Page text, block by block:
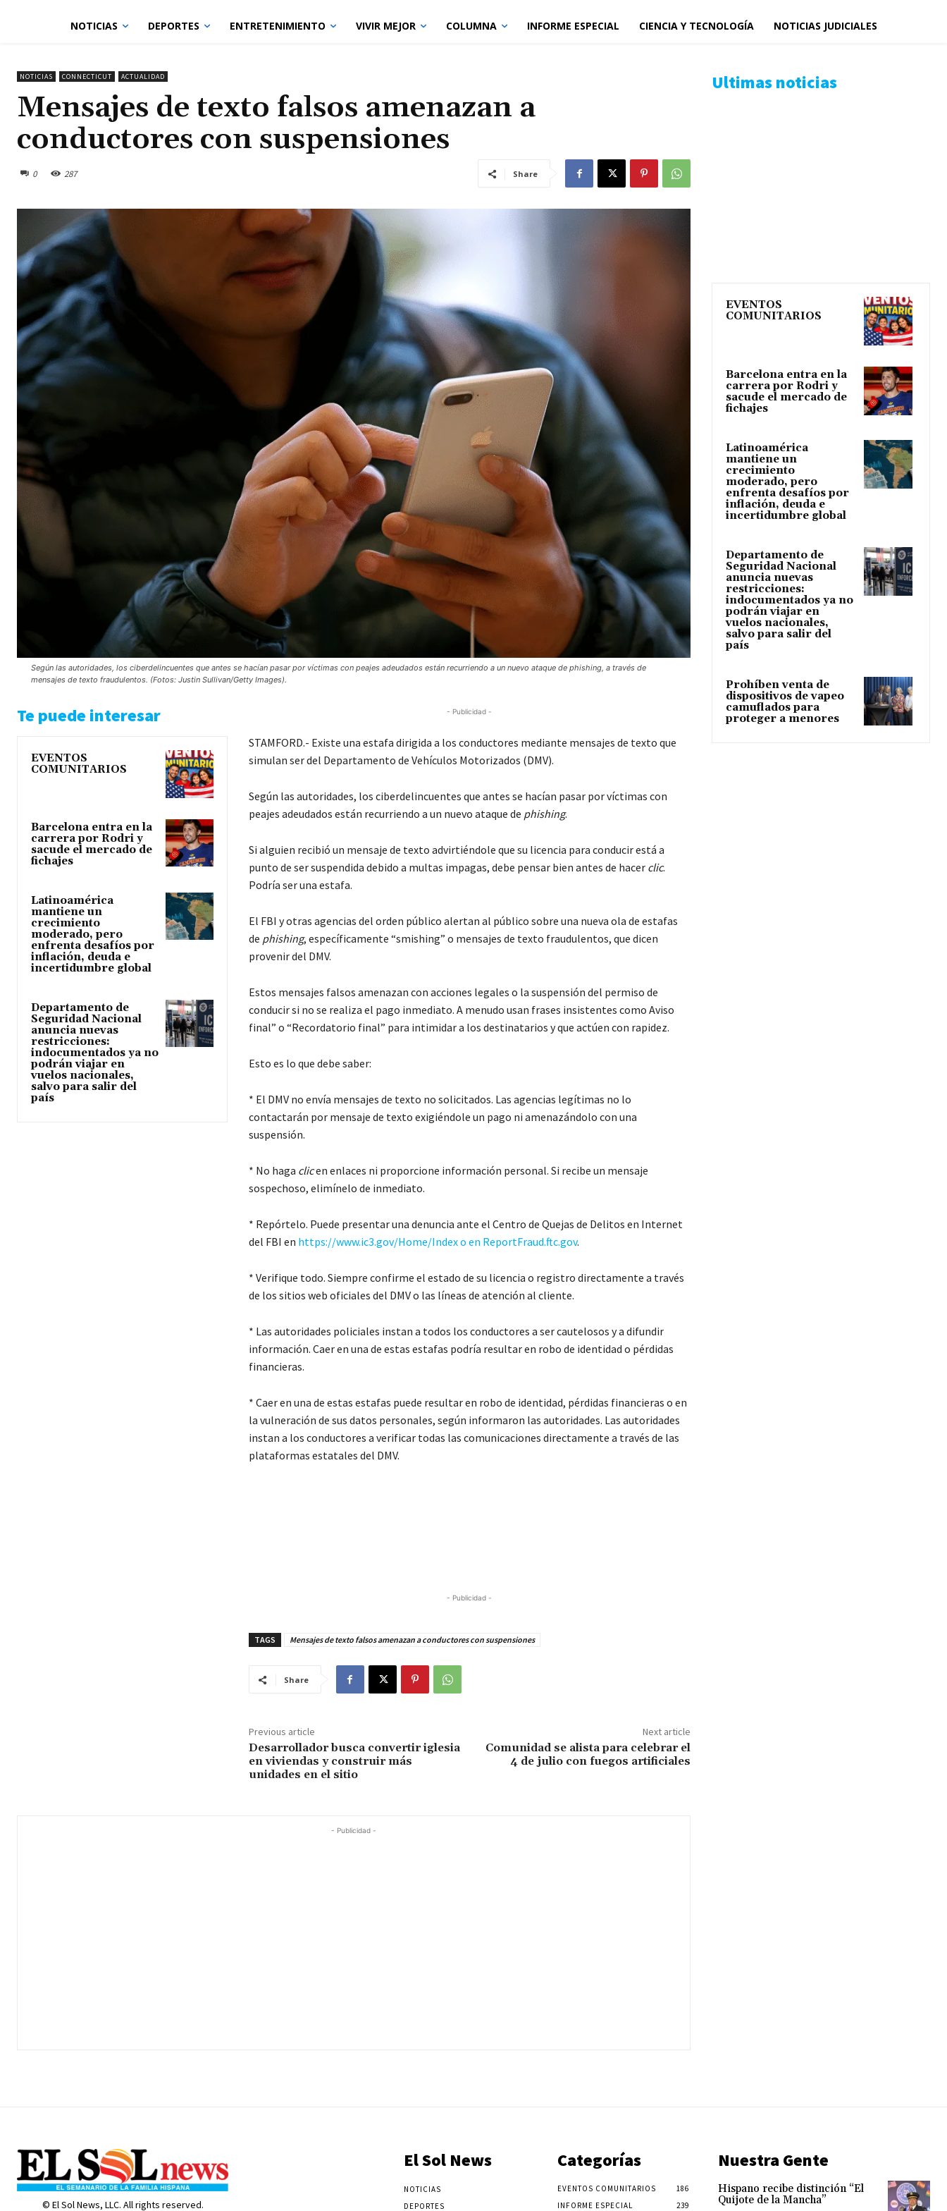
NOTICIAS DEPORTES ENTRETENIMIENTO VIVIR MEJOR COLUMNA INFORME ESPECIAL CIENCIA Y TECNOLOGÍA NOTICIAS JUDICIALES
NOTICIAS CONNECTICUT ACTUALIDAD
Mensajes de texto falsos amenazan a
conductores con suspensiones
0 287 Share
Según las autoridades, los ciberdelincuentes que antes se hacían pasar por víctimas con peajes adeudados están recurriendo a un nuevo ataque de phishing, a través de
mensajes de texto fraudulentos. (Fotos: Justin Sullivan/Getty Images).
Te puede interesar
EVENTOS
COMUNITARIOS
Barcelona entra en la
carrera por Rodri y
sacude el mercado de
fichajes
Latinoamérica
mantiene un
crecimiento
moderado, pero
enfrenta desafíos por
inflación, deuda e
incertidumbre global
Departamento de
Seguridad Nacional
anuncia nuevas
restricciones:
indocumentados ya no
podrán viajar en
vuelos nacionales,
salvo para salir del
país
- Publicidad -
STAMFORD.- Existe una estafa dirigida a los conductores mediante mensajes de texto que
simulan ser del Departamento de Vehículos Motorizados (DMV).
Según las autoridades, los ciberdelincuentes que antes se hacían pasar por víctimas con
peajes adeudados están recurriendo a un nuevo ataque de phishing.
Si alguien recibió un mensaje de texto advirtiéndole que su licencia para conducir está a
punto de ser suspendida debido a multas impagas, debe pensar bien antes de hacer clic.
Podría ser una estafa.
El FBI y otras agencias del orden público alertan al público sobre una nueva ola de estafas
de phishing, específicamente “smishing” o mensajes de texto fraudulentos, que dicen
provenir del DMV.
Estos mensajes falsos amenazan con acciones legales o la suspensión del permiso de
conducir si no se realiza el pago inmediato. A menudo usan frases insistentes como Aviso
final” o “Recordatorio final” para intimidar a los destinatarios y que actúen con rapidez.
Esto es lo que debe saber:
* El DMV no envía mensajes de texto no solicitados. Las agencias legítimas no lo
contactarán por mensaje de texto exigiéndole un pago ni amenazándolo con una
suspensión.
* No haga clicen enlaces ni proporcione información personal. Si recibe un mensaje
sospechoso, elimínelo de inmediato.
* Repórtelo. Puede presentar una denuncia ante el Centro de Quejas de Delitos en Internet
del FBI en https://www.ic3.gov/Home/Index o en ReportFraud.ftc.gov.
* Verifique todo. Siempre confirme el estado de su licencia o registro directamente a través
de los sitios web oficiales del DMV o las líneas de atención al cliente.
* Las autoridades policiales instan a todos los conductores a ser cautelosos y a difundir
información. Caer en una de estas estafas podría resultar en robo de identidad o pérdidas
financieras.
* Caer en una de estas estafas puede resultar en robo de identidad, pérdidas financieras o en
la vulneración de sus datos personales, según informaron las autoridades. Las autoridades
instan a los conductores a verificar todas las comunicaciones directamente a través de las
plataformas estatales del DMV.
- Publicidad -
TAGS Mensajes de texto falsos amenazan a conductores con suspensiones
Share
Previous article
Desarrollador busca convertir iglesia
en viviendas y construir más
unidades en el sitio
Next article
Comunidad se alista para celebrar el
4 de julio con fuegos artificiales
- Publicidad -
Ultimas noticias
EVENTOS
COMUNITARIOS
Barcelona entra en la
carrera por Rodri y
sacude el mercado de
fichajes
Latinoamérica
mantiene un
crecimiento
moderado, pero
enfrenta desafíos por
inflación, deuda e
incertidumbre global
Departamento de
Seguridad Nacional
anuncia nuevas
restricciones:
indocumentados ya no
podrán viajar en
vuelos nacionales,
salvo para salir del
país
Prohíben venta de
dispositivos de vapeo
camuflados para
proteger a menores
© El Sol News, LLC. All rights reserved.
El Sol News
NOTICIAS
DEPORTES
Categorías
EVENTOS COMUNITARIOS
186
INFORME ESPECIAL
239
Nuestra Gente
Hispano recibe distinción “El
Quijote de la Mancha”